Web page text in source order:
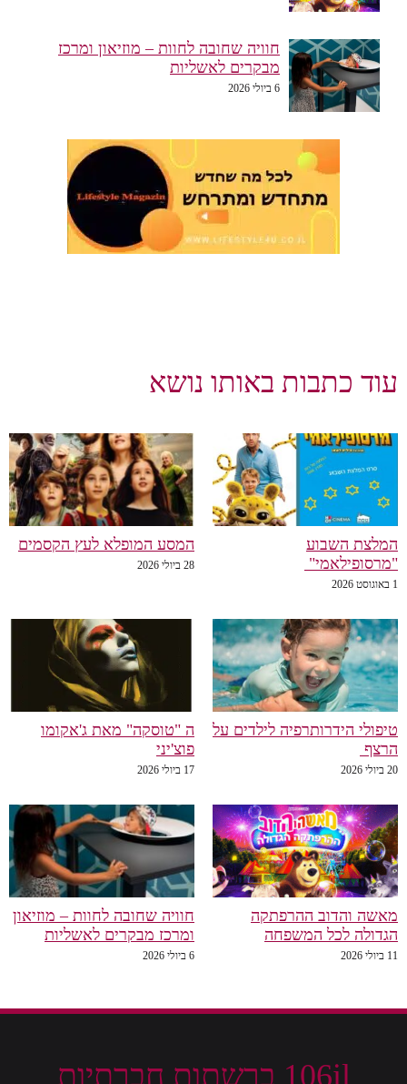
חוויה שחובה לחוות – מוזיאון ומרכז
מבקרים לאשליות
6 ביולי 2026
עוד כתבות באותו נושא
המלצת השבוע
"מרסופילאמי"
1 באוגוסט 2026
המסע המופלא לעץ הקסמים
28 ביולי 2026
טיפולי הידרותרפיה לילדים על
הרצף
20 ביולי 2026
ה "טוסקה" מאת ג'אקומו
פוצ'יני
17 ביולי 2026
מאשה והדוב ההרפתקה
הגדולה לכל המשפחה
11 ביולי 2026
חוויה שחובה לחוות – מוזיאון
ומרכז מבקרים לאשליות
6 ביולי 2026
106il ברשתות חברתיות